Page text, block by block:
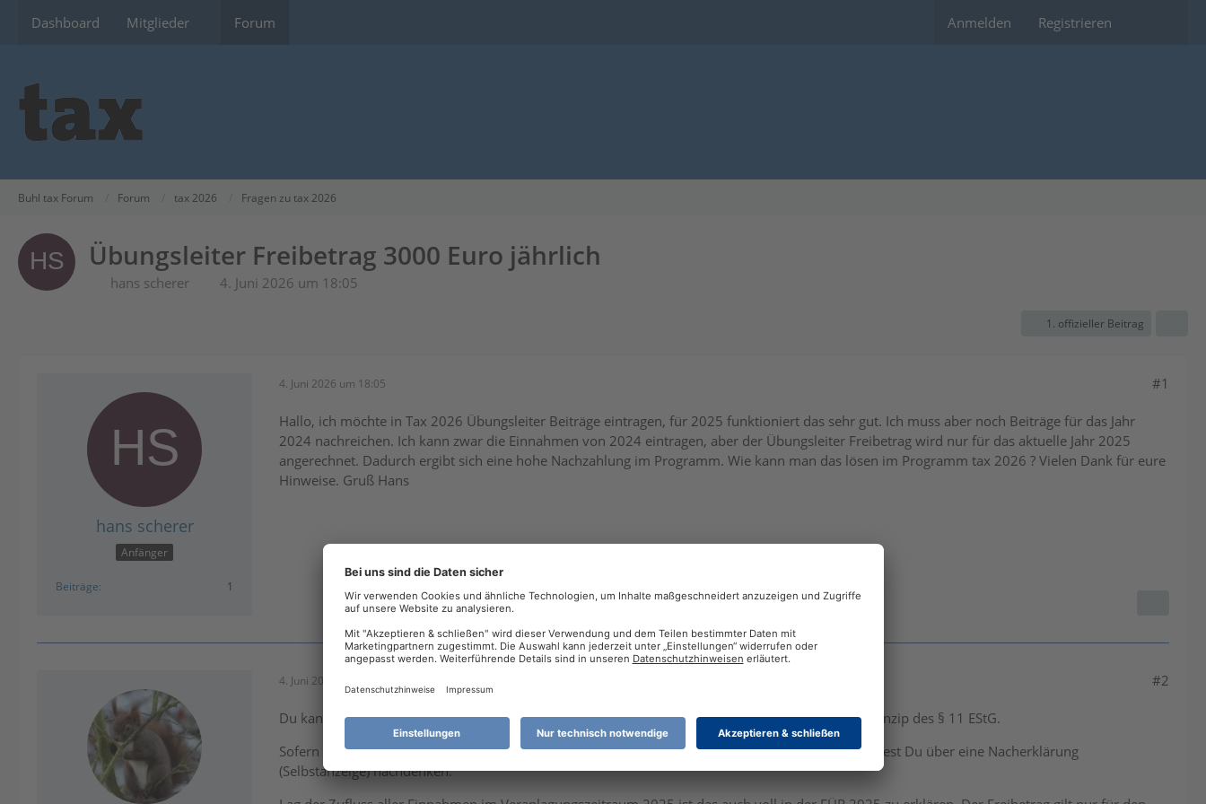
Dashboard Mitglieder Forum Anmelden Registrieren
Buhl tax Forum Forum tax 2026 Fragen zu tax 2026
Übungsleiter Freibetrag 3000 Euro jährlich
hans scherer 4. Juni 2026 um 18:05
1. offizieller Beitrag
hans scherer
Anfänger
Beiträge 1
4. Juni 2026 um 18:05 #1
Hallo, ich möchte in Tax 2026 Übungsleiter Beiträge eintragen, für 2025 funktioniert das sehr gut. Ich muss aber noch Beiträge für das Jahr
2024 nachreichen. Ich kann zwar die Einnahmen von 2024 eintragen, aber der Übungsleiter Freibetrag wird nur für das aktuelle Jahr 2025
angerechnet. Dadurch ergibt sich eine hohe Nachzahlung im Programm. Wie kann man das lösen im Programm tax 2026 ? Vielen Dank für eure
Hinweise. Gruß Hans
4. Juni 2026 um 18:48 #2
Du kannst keine Einnahmen des Vorjahres "nachreichen" Es gilt zwingend das Zufluss-/Abfluss-Prinzip des § 11 EStG.
Sofern in 2024 tatsächlich gezahlte Beträge von Dir in der ESt-Erklärung nicht erklärt wurden, solltest Du über eine Nacherklärung
(Selbstanzeige) nachdenken.